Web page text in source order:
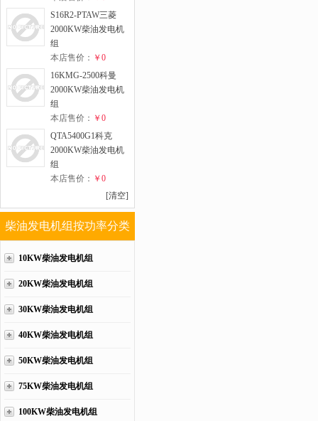
S16R2-PTAW三菱
2000KW柴油发电机
组
本店售价： ￥0
16KMG-2500科曼
2000KW柴油发电机
组
本店售价： ￥0
QTA5400G1科克
2000KW柴油发电机
组
本店售价： ￥0
[清空]
柴油发电机组按功率分类
10KW柴油发电机组
20KW柴油发电机组
30KW柴油发电机组
40KW柴油发电机组
50KW柴油发电机组
75KW柴油发电机组
100KW柴油发电机组